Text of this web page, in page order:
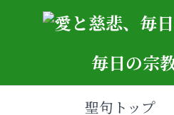
毎日の宗
聖句トップ